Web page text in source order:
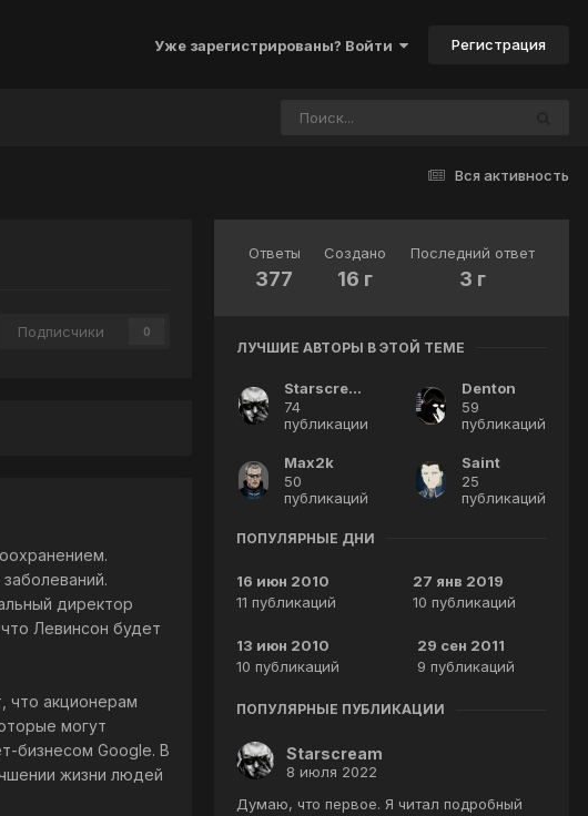
Уже зарегистрированы? Войти Регистрация
Вся активность
Подписчики 0
директор
Левинсон будет
что акционерам
могут
бизнесом Google. В
жизни людей
Ответы
377
Создано
16 г
Последний ответ
3 г
ЛУЧШИЕ АВТОРЫ В ЭТОЙ ТЕМЕ
Starscream
74
публикации
Denton
59
публикаций
Max2k
50
публикаций
Saint
25
публикаций
ПОПУЛЯРНЫЕ ДНИ
16 июн 2010
11 публикаций
27 янв 2019
10 публикаций
13 июн 2010
10 публикаций
29 сен 2011
9 публикаций
ПОПУЛЯРНЫЕ ПУБЛИКАЦИИ
Starscream
8 июля 2022
Думаю, что первое. Я читал подробный